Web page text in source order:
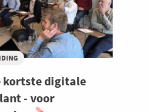
kortste digitale
- voor